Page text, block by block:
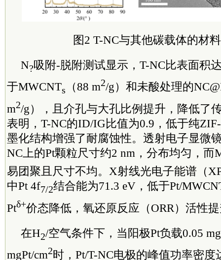
图2 T-NC与其他碳载体的材
N?吸附-脱附测试显示，T-NC比表面积
于MWCNTs （88 m2/g）和未酸处理的
m2/g），且介孔与大孔比例提升，降低了
表明，T-NC的ID/IG比值为0.9，低于纯
墨化结构增强了耐腐蚀性。透射电子显微
NC上的Pt颗粒尺寸约2 nm，分布均匀，而
易团聚且尺寸不均。X射线光电子能谱（
中Pt 4f7/2结合能为71.3 eV，低于Pt/
Ptδ+价态降低，氧还原反应（ORR）活性
在H2/空气条件下，当阳极Pt负载0.05
mgPt/cm2时，Pt/T-NC电极的峰值功率密度